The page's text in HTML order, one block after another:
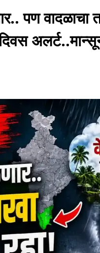
पण वादळाचा
दिवस